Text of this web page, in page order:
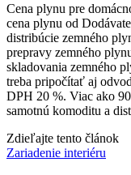
Cena plynu pre
cena plynu od
distribúcie zemného
prepravy zemného
skladovania zemného
treba pripočítať aj
DPH 20 %. Viac ako
samotnú komoditu a
Zdieľajte tento článok
Zariadenie interiéru